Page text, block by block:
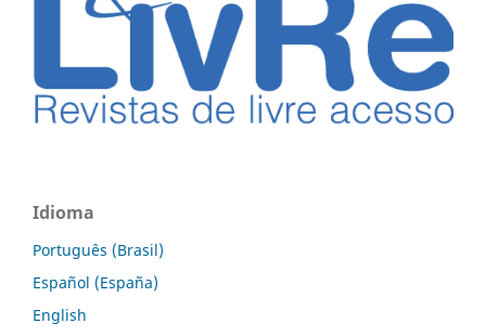
Idioma
Português (Brasil)
Español (España)
English